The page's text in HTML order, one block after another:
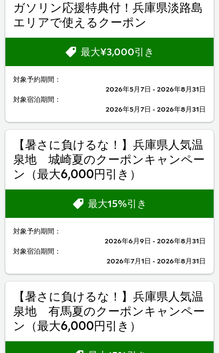
対象予約期間：
2026年5月7日 - 2026年8月31日
対象宿泊期間：
2026年5月7日 - 2026年8月31日
最大¥3,000引き
ガソリン応援特典付！兵庫県淡路島
エリアで使えるクーポン
対象予約期間：
2026年6月9日 - 2026年8月31日
対象宿泊期間：
2026年7月1日 - 2026年8月31日
最大15%引き
【暑さに負けるな！】兵庫県人気温
泉地 城崎夏のクーポンキャンペー
ン（最大6,000円引き）
【暑さに負けるな！】兵庫県人気温
泉地 有馬夏のクーポンキャンペー
ン（最大6,000円引き）